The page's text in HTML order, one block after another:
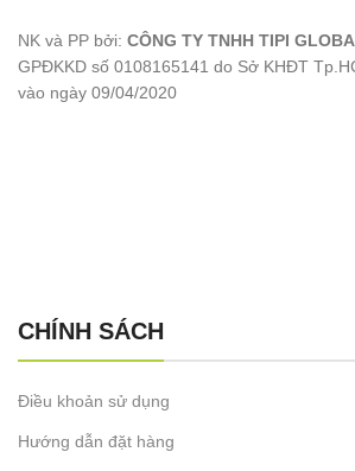
NK và PP bởi: CÔNG TY TNHH TIPI
GPĐKKD số 0108165141 do Sở KHĐT
vào ngày 09/04/2020
CHÍNH SÁCH
Điều khoản sử dụng
Hướng dẫn đặt hàng